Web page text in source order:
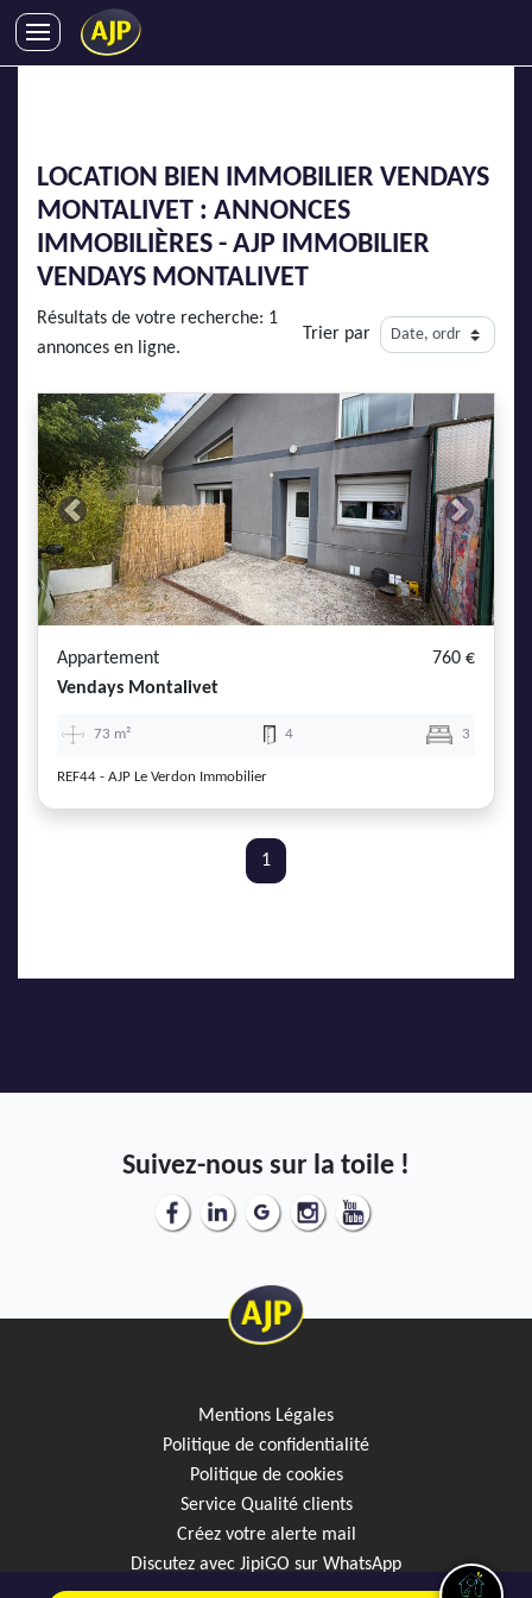
SYNDIC
LMNP
IMMOBILIER NEUF
LOCATIONS DE VACANCES
DEVENIR FRANCHISÉ
AJP Recrute
AJP Actualités
Service Qualité Clients
LOCATION BIEN IMMOBILIER VENDAYS
MONTALIVET : ANNONCES
IMMOBILIÈRES - AJP IMMOBILIER
VENDAYS MONTALIVET
Résultats de votre recherche: 1
annonces en ligne.
Trier par
Previous Next
Appartement
760 €
Vendays Montalivet
73 m² 4 3
REF44 - AJP Le Verdon Immobilier
1
Suivez-nous sur la toile !
Mentions Légales
Politique de confidentialité
Politique de cookies
Service Qualité clients
Créez votre alerte mail
Discutez avec JipiGO sur WhatsApp